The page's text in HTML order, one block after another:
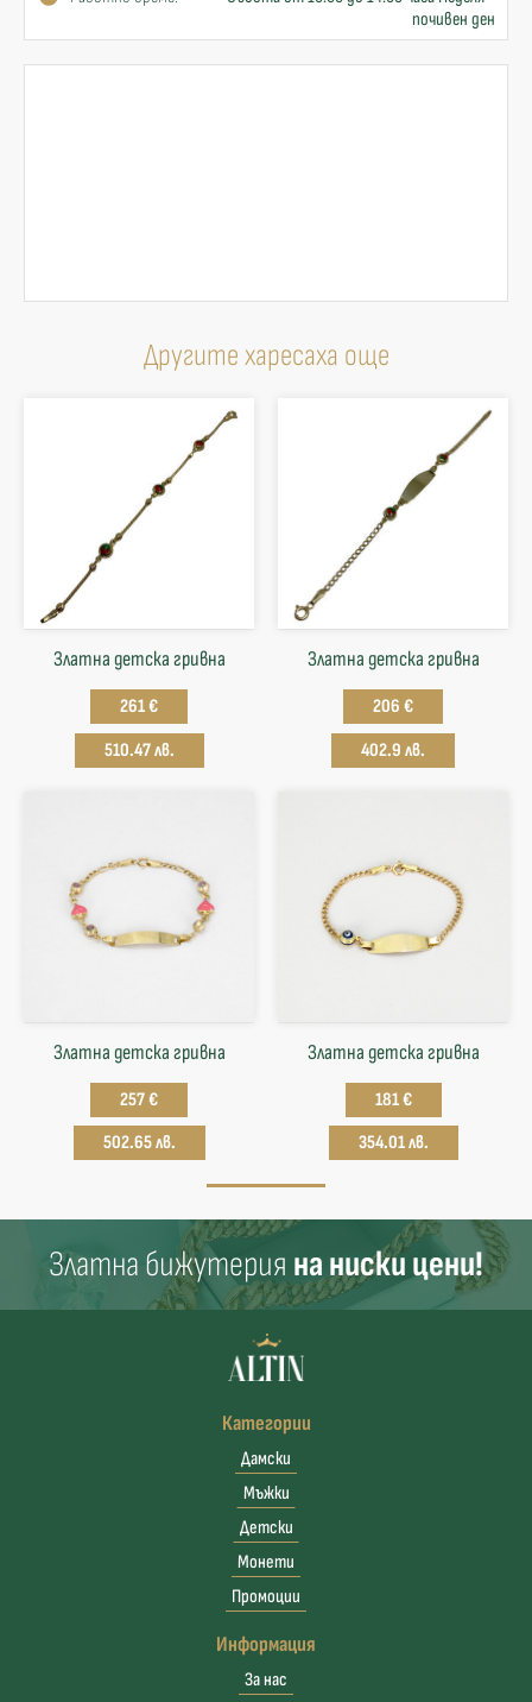
почивен ден
Другите харесаха още
Златна детска гривна
261 €
510.47 лв.
Златна детска гривна
206 €
402.9 лв.
Златна детска гривна
257 €
502.65 лв.
Златна детска гривна
181 €
354.01 лв.
Златна бижутерия на ниски цени!
Категории
Дамски
Мъжки
Детски
Монети
Промоции
Информация
За нас